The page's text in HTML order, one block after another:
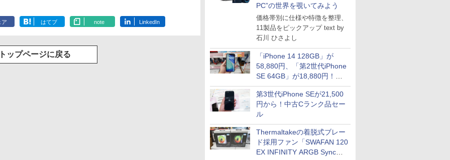
PC”の世界を覗いてみよう
価格帯別に仕様や特徴を整理、
11製品をピックアップ text by
石川 ひさよし
「iPhone 14 128GB」が
58,880円、「第2世代iPhone
SE 64GB」が18,880円！中
古Bランク品セール
第3世代iPhone SEが21,500
円から！中古Cランク品セー
ル
Thermaltakeの着脱式ブレー
ド採用ファン「SWAFAN 120
EX INFINITY ARGB Sync」
ア はてブ note LinkedIn
トップページに戻る